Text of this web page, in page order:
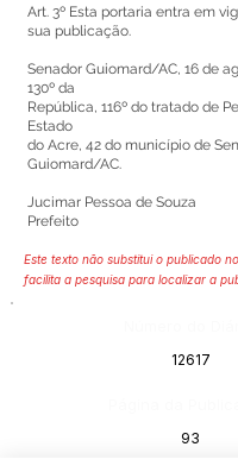
Art. 3º Esta portaria entra em
sua publicação.
Senador Guiomard/AC, 16 de
130º da
República, 116º do tratado de
Estado
do Acre, 42 do município de
Guiomard/AC.
Jucimar Pessoa de Souza
Prefeito
Este texto não substitui o publicado
facilita a pesquisa para localizar a
12617
93